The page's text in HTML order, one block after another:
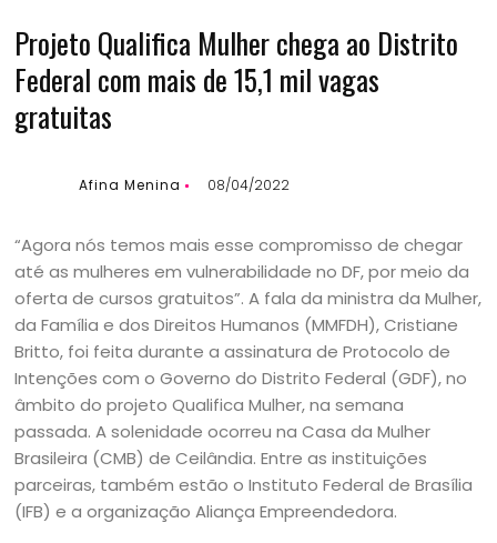
Projeto Qualifica Mulher chega ao Distrito
Federal com mais de 15,1 mil vagas
gratuitas
Afina Menina 08/04/2022
“Agora nós temos mais esse compromisso de chegar
até as mulheres em vulnerabilidade no DF, por meio da
oferta de cursos gratuitos”. A fala da ministra da Mulher,
da Família e dos Direitos Humanos (MMFDH), Cristiane
Britto, foi feita durante a assinatura de Protocolo de
Intenções com o Governo do Distrito Federal (GDF), no
âmbito do projeto Qualifica Mulher, na semana
passada. A solenidade ocorreu na Casa da Mulher
Brasileira (CMB) de Ceilândia. Entre as instituições
parceiras, também estão o Instituto Federal de Brasília
(IFB) e a organização Aliança Empreendedora.